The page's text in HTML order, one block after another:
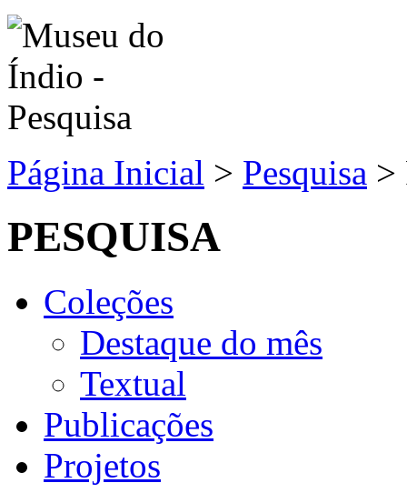
Página Inicial > Pesquisa >
PESQUISA
Coleções
Destaque do mês
Textual
Publicações
Projetos